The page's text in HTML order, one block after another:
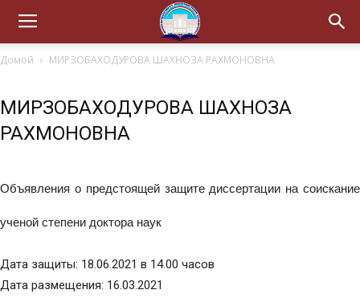
Домой МИРЗОБАХОДУРОВА ШАХНОЗА РАХМОНОВНА
МИРЗОБАХОДУРОВА ШАХНОЗА
РАХМОНОВНА
Объявления о предстоящей защите диссертации на соискание
ученой степени доктора наук
Дата защиты: 18.06.2021 в 14.00 часов
Дата размещения: 16.03.2021